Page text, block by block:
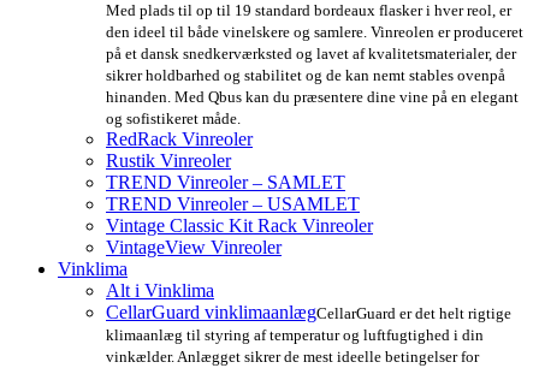
Med plads til op til 19 standard bordeaux flasker i hver reol, er
den ideel til både vinelskere og samlere. Vinreolen er produceret
på et dansk snedkerværksted og lavet af kvalitetsmaterialer, der
sikrer holdbarhed og stabilitet og de kan nemt stables ovenpå
hinanden. Med Qbus kan du præsentere dine vine på en elegant
og sofistikeret måde.
RedRack Vinreoler
Rustik Vinreoler
TREND Vinreoler – SAMLET
TREND Vinreoler – USAMLET
Vintage Classic Kit Rack Vinreoler
VintageView Vinreoler
Vinklima
Alt i Vinklima
CellarGuard vinklimaanlægCellarGuard er det helt rigtige
klimaanlæg til styring af temperatur og luftfugtighed i din
vinkælder. Anlægget sikrer de mest ideelle betingelser for